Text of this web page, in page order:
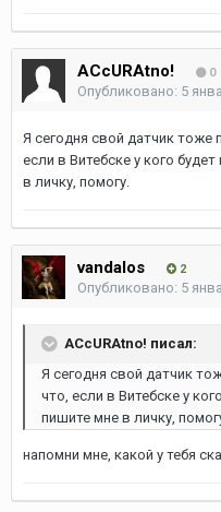
ACcURAtno! 0
Опубликовано: 5
Я сегодня свой датчик тоже
если в Витебске у кого
в личку, помогу.
vandalos 2
Опубликовано: 5
ACcURAtno! писал:
Я сегодня свой датчик
что, если в Витебске у
пишите мне в личку,
напомни мне, какой у тебя